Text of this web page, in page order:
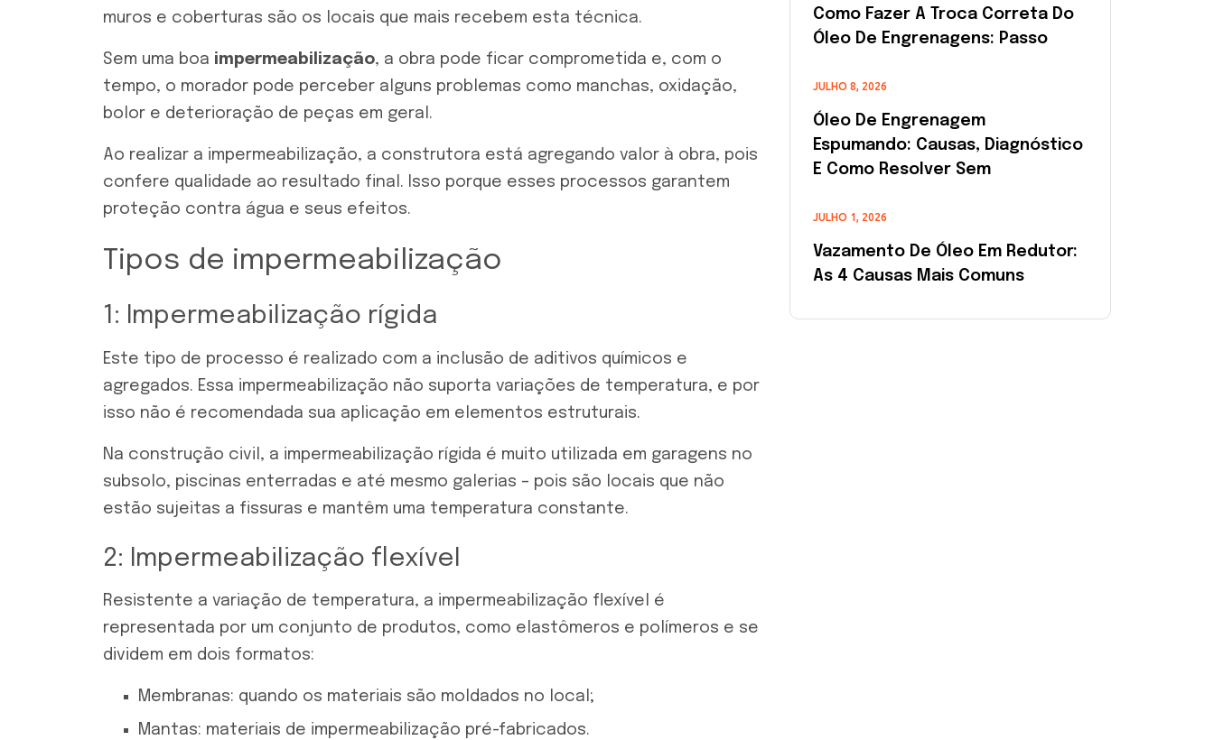
muros e coberturas são os locais que mais recebem esta técnica.
Sem uma boa impermeabilização, a obra pode ficar comprometida e, com o
tempo, o morador pode perceber alguns problemas como manchas, oxidação,
bolor e deterioração de peças em geral.
Ao realizar a impermeabilização, a construtora está agregando valor à obra, pois
confere qualidade ao resultado final. Isso porque esses processos garantem
proteção contra água e seus efeitos.
Tipos de impermeabilização
1: Impermeabilização rígida
Este tipo de processo é realizado com a inclusão de aditivos químicos e
agregados. Essa impermeabilização não suporta variações de temperatura, e por
isso não é recomendada sua aplicação em elementos estruturais.
Na construção civil, a impermeabilização rígida é muito utilizada em garagens no
subsolo, piscinas enterradas e até mesmo galerias – pois são locais que não
estão sujeitas a fissuras e mantêm uma temperatura constante.
2: Impermeabilização flexível
Resistente a variação de temperatura, a impermeabilização flexível é
representada por um conjunto de produtos, como elastômeros e polímeros e se
dividem em dois formatos:
Membranas: quando os materiais são moldados no local;
Mantas: materiais de impermeabilização pré-fabricados.
Como Fazer A Troca Correta Do
Óleo De Engrenagens: Passo
JULHO 8, 2026
Óleo De Engrenagem
Espumando: Causas, Diagnóstico
E Como Resolver Sem
JULHO 1, 2026
Vazamento De Óleo Em Redutor:
As 4 Causas Mais Comuns